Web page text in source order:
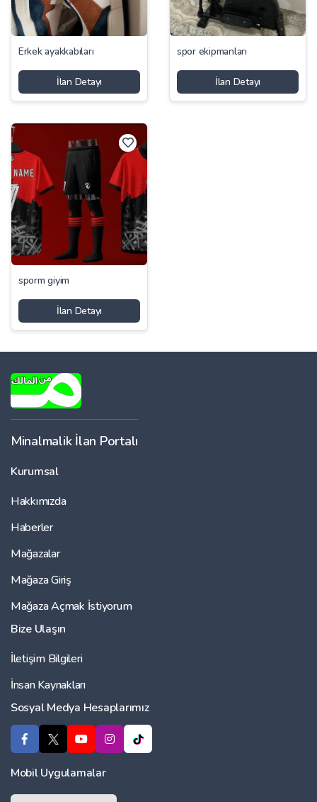
Erkek ayakkabıları
İlan Detayı
spor ekipmanları
İlan Detayı
sporm giyim
İlan Detayı
Minalmalik İlan Portalı
Kurumsal
Hakkımızda
Haberler
Mağazalar
Mağaza Giriş
Mağaza Açmak İstiyorum
Bize Ulaşın
İletişim Bilgileri
İnsan Kaynakları
Sosyal Medya Hesaplarımız
Mobil Uygulamalar